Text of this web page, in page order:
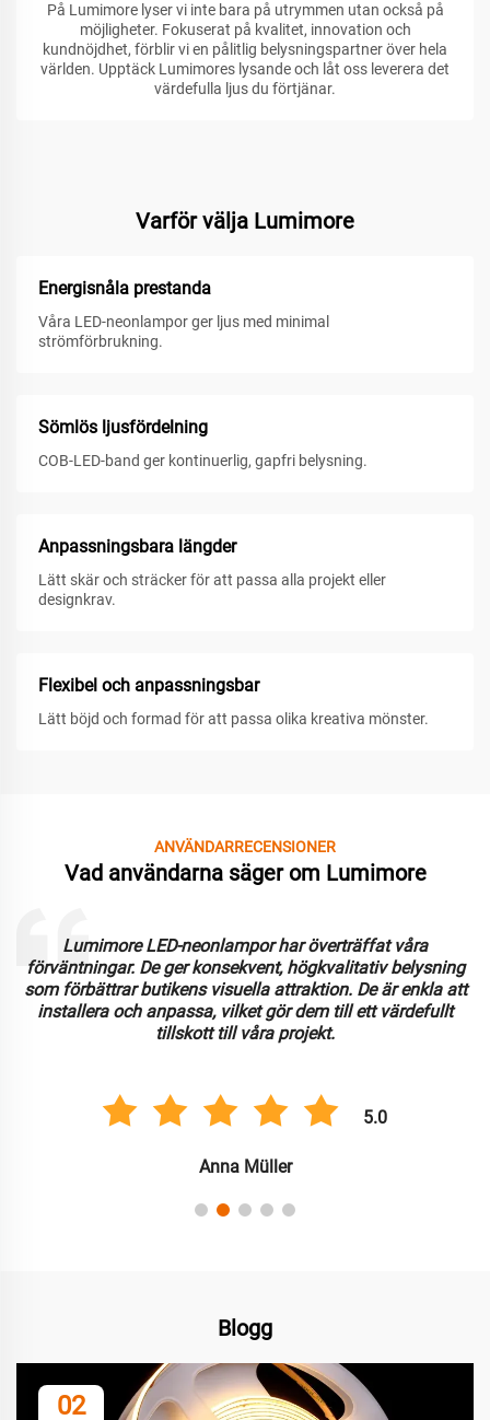
På Lumimore lyser vi inte bara på utrymmen utan också på
möjligheter. Fokuserat på kvalitet, innovation och
kundnöjdhet, förblir vi en pålitlig belysningspartner över hela
världen. Upptäck Lumimores lysande och låt oss leverera det
värdefulla ljus du förtjänar.
Varför välja Lumimore
Energisnåla prestanda
Våra LED-neonlampor ger ljus med minimal
strömförbrukning.
Sömlös ljusfördelning
COB-LED-band ger kontinuerlig, gapfri belysning.
Anpassningsbara längder
Lätt skär och sträcker för att passa alla projekt eller
designkrav.
Flexibel och anpassningsbar
Lätt böjd och formad för att passa olika kreativa mönster.
ANVÄNDARRECENSIONER
Vad användarna säger om Lumimore
Lumimore LED-neonlampor har överträffat våra
förväntningar. De ger konsekvent, högkvalitativ belysning
som förbättrar butikens visuella attraktion. De är enkla att
installera och anpassa, vilket gör dem till ett värdefullt
tillskott till våra projekt.
5.0
Anna Müller
Blogg
02